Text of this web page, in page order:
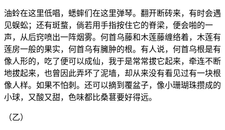
油蛉在这里低唱，蟋蟀们在这里弹琴。翻开断砖来，有时会遇
见蜈蚣；还有斑蝥，倘若用手指按住它的脊梁，便会啪的一
声，从后窍喷出一阵烟雾。何首乌藤和木莲藤缠络着，木莲有
莲房一般的果实，何首乌有臃肿的根。有人说，何首乌根是有
像人形的，吃了便可以成仙，我于是常常拔它起来，牵连不断
地拔起来，也曾因此弄坏了泥墙，却从来没有看见过有一块根
像人样。如果不怕刺。还可以摘到覆盆子，像小珊瑚珠攒成的
小球，又酸又甜，色味都比桑葚要好得远。
（乙）